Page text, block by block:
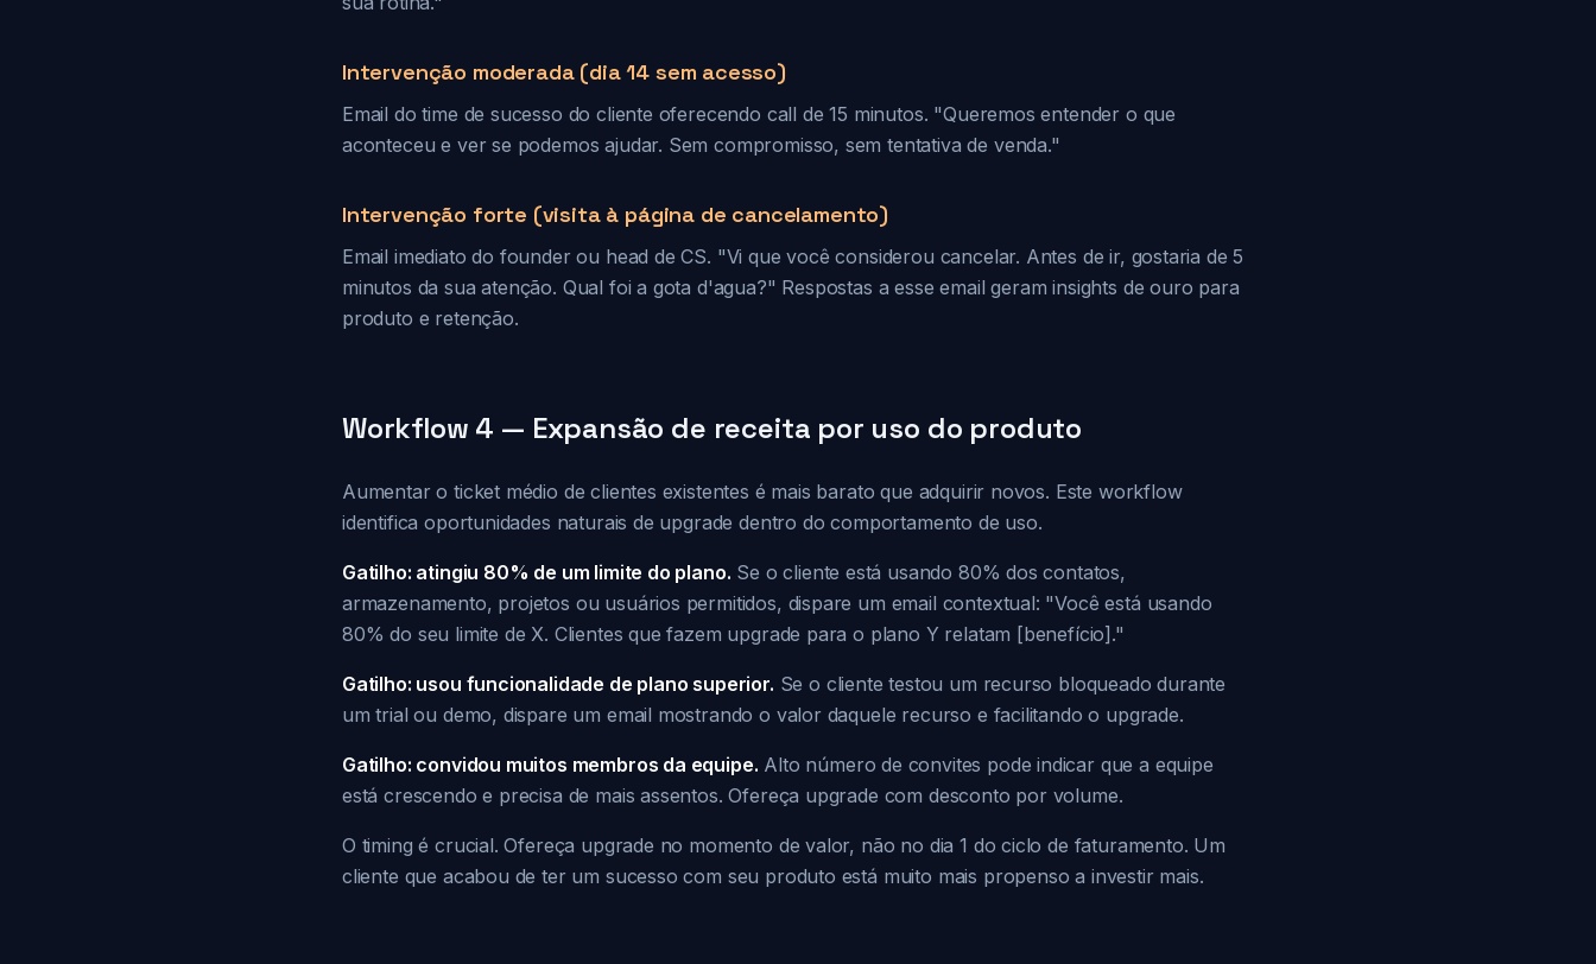
Intervenção moderada (dia 14 sem acesso)
Email do time de sucesso do cliente oferecendo call de 15 minutos. "Queremos entender o que
aconteceu e ver se podemos ajudar. Sem compromisso, sem tentativa de venda."
Intervenção forte (visita à página de cancelamento)
Email imediato do founder ou head de CS. "Vi que você considerou cancelar. Antes de ir, gostaria de 5
minutos da sua atenção. Qual foi a gota d'agua?" Respostas a esse email geram insights de ouro para
produto e retenção.
Workflow 4 — Expansão de receita por uso do produto
Aumentar o ticket médio de clientes existentes é mais barato que adquirir novos. Este workflow
identifica oportunidades naturais de upgrade dentro do comportamento de uso.
Gatilho: atingiu 80% de um limite do plano. Se o cliente está usando 80% dos contatos,
armazenamento, projetos ou usuários permitidos, dispare um email contextual: "Você está usando
80% do seu limite de X. Clientes que fazem upgrade para o plano Y relatam [benefício]."
Gatilho: usou funcionalidade de plano superior. Se o cliente testou um recurso bloqueado durante
um trial ou demo, dispare um email mostrando o valor daquele recurso e facilitando o upgrade.
Gatilho: convidou muitos membros da equipe. Alto número de convites pode indicar que a equipe
está crescendo e precisa de mais assentos. Ofereça upgrade com desconto por volume.
O timing é crucial. Ofereça upgrade no momento de valor, não no dia 1 do ciclo de faturamento. Um
cliente que acabou de ter um sucesso com seu produto está muito mais propenso a investir mais.